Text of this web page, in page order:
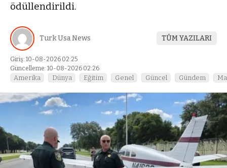
ödüllendirildi.
Turk Usa News TÜM YAZILARI
Giriş: 10-08-2026 02:25
Güncelleme: 10-08-2026 02:26
Amerika Dünya Eğitim Genel Güncel Gündem